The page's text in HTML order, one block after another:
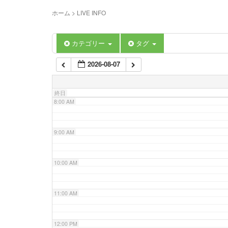
ホーム > LIVE INFO
カテゴリー タグ
2026-08-07
終日
5:00 AM
6:00 AM
7:00 AM
8:00 AM
9:00 AM
10:00 AM
11:00 AM
12:00 PM